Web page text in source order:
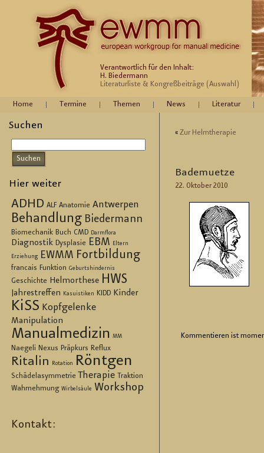
Verantwortlich für den Inhalt:
H. Biedermann
Literaturliste & Kongreßbeiträge (Auswahl)
Home Termine Themen News Literatur
Suchen
Hier weiter
ADHD ALF Anatomie Antwerpen
Behandlung Biedermann
Biomechanik Buch CMD Darmflora
Diagnostik Dysplasie EBM Eltern
Erziehung EWMM Fortbildung
francais Funktion Geburtshindernis
Geschichte Helmorthese HWS
Jahrestreffen Kasuistiken KIDD Kinder
KiSS Kopfgelenke
Manipulation
Manualmedizin MM
Naegeli Nexus Präpkurs Reflux
Ritalin Rotation Röntgen
Schädelasymmetrie Therapie Traktion
Wahrnehmung Wirbelsäule Workshop
Kontakt:
« Zur Helm­the­ra­pie
Ba­de­muet­ze
22. Ok­to­ber 2010
Kom­men­tie­ren ist